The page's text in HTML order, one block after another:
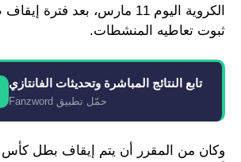
الكروية اليوم 11 مارس، بعد
ثبوت تعاطيه المنشطات.
تابع النتائج المباشرة وتحديثات الفانتازي
حمّل تطبيق Fanzword